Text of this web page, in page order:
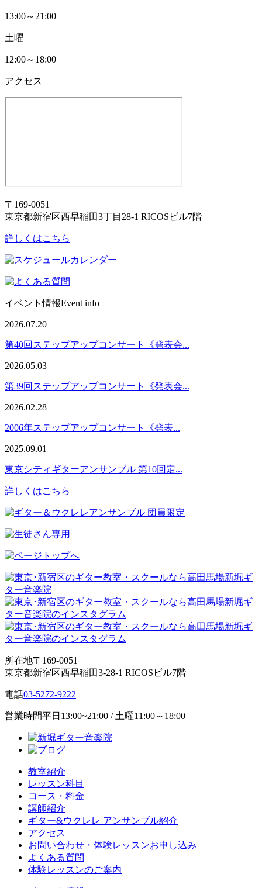
13:00～21:00
土曜
12:00～18:00
アクセス
〒169-0051
東京都新宿区西早稲田3丁目28-1 RICOSビル7階
詳しくはこちら
イベント情報Event info
2026.07.20
第40回ステップアップコンサート《発表会...
2026.05.03
第39回ステップアップコンサート《発表会...
2026.02.28
2006年ステップアップコンサート《発表...
2025.09.01
東京シティギターアンサンブル 第10回定...
詳しくはこちら
所在地〒169-0051
東京都新宿区西早稲田3-28-1 RICOSビル7階
電話03-5272-9222
営業時間平日13:00~21:00 / 土曜11:00～18:00
教室紹介
レッスン科目
コース・料金
講師紹介
ギター&ウクレレ アンサンブル紹介
アクセス
お問い合わせ・体験レッスンお申し込み
よくある質問
体験レッスンのご案内